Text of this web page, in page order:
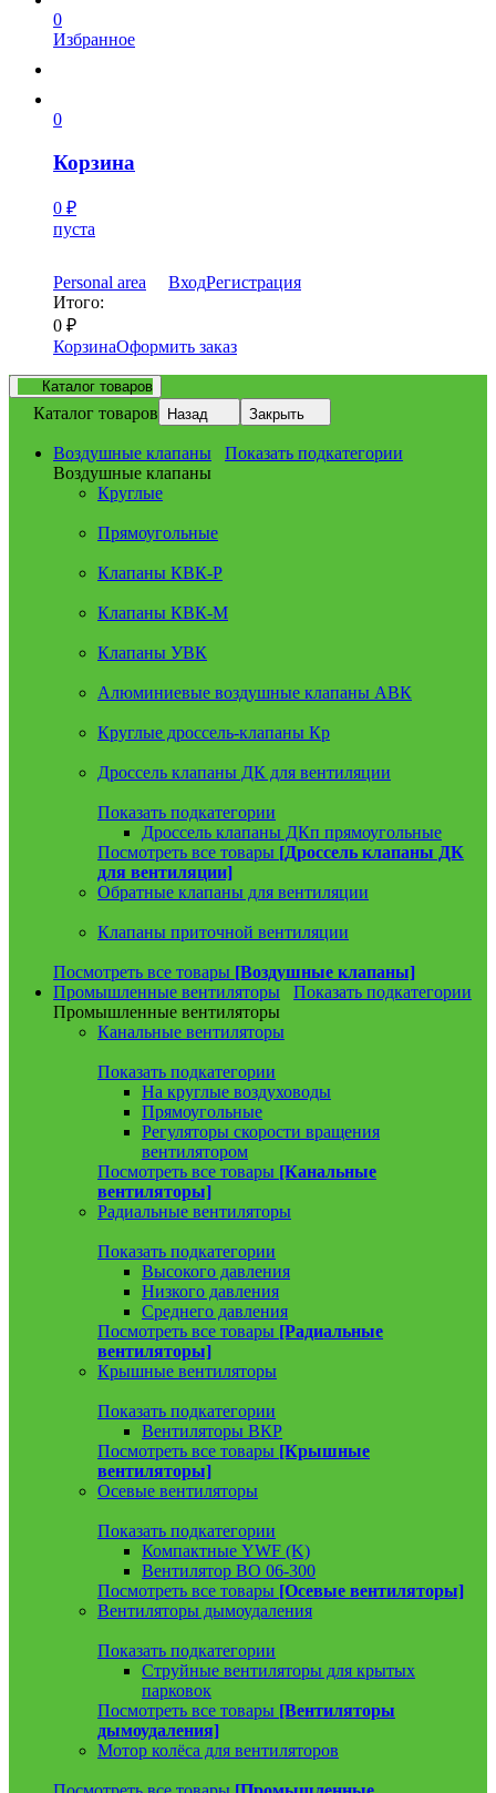
0
Избранное
0
Корзина
0 ₽
пуста
Personal area ВходРегистрация
Итого:
0 ₽
КорзинаОформить заказ
Каталог товаров
Каталог товаров Назад Закрыть
Воздушные клапаны
Показать подкатегории
Воздушные клапаны
Круглые
Прямоугольные
Клапаны КВК-Р
Клапаны КВК-М
Клапаны УВК
Алюминиевые воздушные клапаны АВК
Круглые дроссель-клапаны Кр
Дроссель клапаны ДК для вентиляции
Показать подкатегории
Дроссель клапаны ДКп прямоугольные
Посмотреть все товары [Дроссель клапаны ДК
для вентиляции]
Обратные клапаны для вентиляции
Клапаны приточной вентиляции
Посмотреть все товары [Воздушные клапаны]
Промышленные вентиляторы
Показать подкатегории
Промышленные вентиляторы
Канальные вентиляторы
Показать подкатегории
На круглые воздуховоды
Прямоугольные
Регуляторы скорости вращения
вентилятором
Посмотреть все товары [Канальные
вентиляторы]
Радиальные вентиляторы
Показать подкатегории
Высокого давления
Низкого давления
Среднего давления
Посмотреть все товары [Радиальные
вентиляторы]
Крышные вентиляторы
Показать подкатегории
Вентиляторы ВКР
Посмотреть все товары [Крышные
вентиляторы]
Осевые вентиляторы
Показать подкатегории
Компактные YWF (K)
Вентилятор ВО 06-300
Посмотреть все товары [Осевые вентиляторы]
Вентиляторы дымоудаления
Показать подкатегории
Струйные вентиляторы для крытых
парковок
Посмотреть все товары [Вентиляторы
дымоудаления]
Мотор колёса для вентиляторов